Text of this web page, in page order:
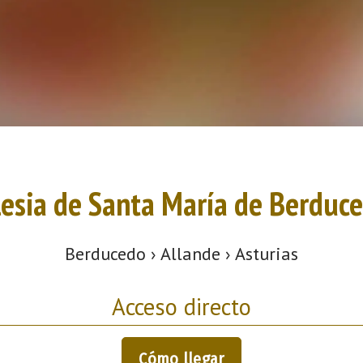
de Santa María de
Berducedo › Allande › Asturias
Acceso directo
Cómo llegar